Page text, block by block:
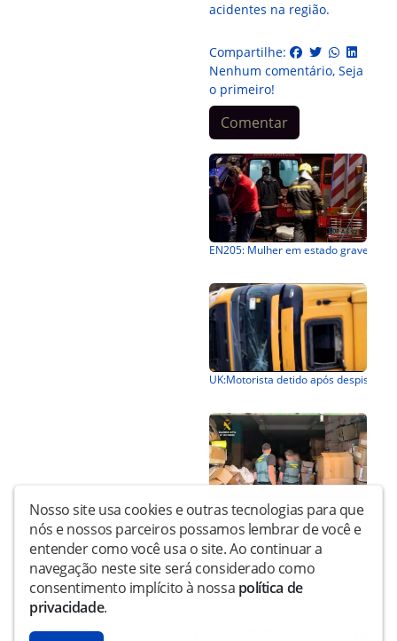
acidentes na região.
Compartilhe:
Nenhum comentário, Seja
o primeiro!
Comentar
Copyright © Motoristasdoasfalto - Todos os direitos
Nosso site usa cookies e outras tecnologias para que
nós e nossos parceiros possamos lembrar de você e
entender como você usa o site. Ao continuar a
navegação neste site será considerado como
consentimento implícito à nossa política de
privacidade.